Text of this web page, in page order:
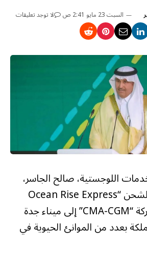
السبت 23 مايو 2:41 ص لا توجد تعليقات
اللوجستية، صالح الجاسر،
على إضافة خدمة الشحن “Ocean Rise Express
(OCR)” التابعة لشركة “CMA-CGM” إلى ميناء جدة
بعدد من الموانئ الحيوية في